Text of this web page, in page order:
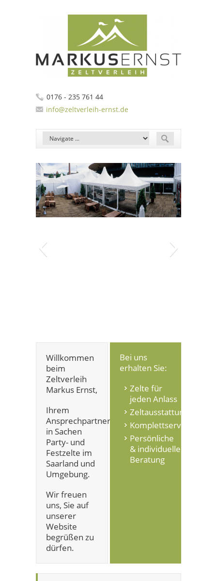
0176 - 235 761 44
info@zeltverleih-ernst.de
Willkommen
beim
Zeltverleih
Markus Ernst,
Ihrem
Ansprechpartner
in Sachen
Party- und
Festzelte im
Saarland und
Umgebung.
Wir freuen
uns, Sie auf
unserer
Website
begrüßen zu
dürfen.
Bei uns
erhalten Sie:
Zelte für
jeden Anlass
Zeltausstattung
Komplettservice
Persönliche
& individuelle
Beratung